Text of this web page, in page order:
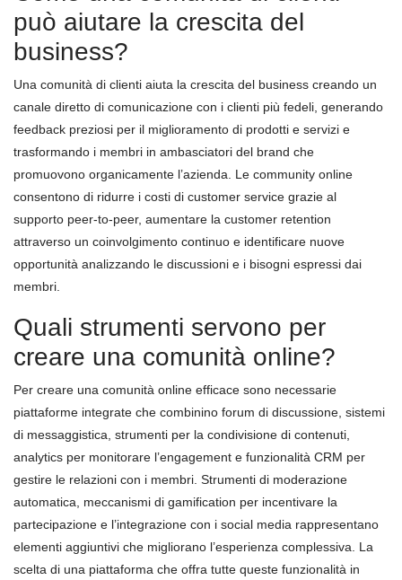
può aiutare la crescita del
business?
Una comunità di clienti aiuta la crescita del business creando un
canale diretto di comunicazione con i clienti più fedeli, generando
feedback preziosi per il miglioramento di prodotti e servizi e
trasformando i membri in ambasciatori del brand che
promuovono organicamente l’azienda. Le community online
consentono di ridurre i costi di customer service grazie al
supporto peer-to-peer, aumentare la customer retention
attraverso un coinvolgimento continuo e identificare nuove
opportunità analizzando le discussioni e i bisogni espressi dai
membri.
Quali strumenti servono per
creare una comunità online?
Per creare una comunità online efficace sono necessarie
piattaforme integrate che combinino forum di discussione, sistemi
di messaggistica, strumenti per la condivisione di contenuti,
analytics per monitorare l’engagement e funzionalità CRM per
gestire le relazioni con i membri. Strumenti di moderazione
automatica, meccanismi di gamification per incentivare la
partecipazione e l’integrazione con i social media rappresentano
elementi aggiuntivi che migliorano l’esperienza complessiva. La
scelta di una piattaforma che offra tutte queste funzionalità in